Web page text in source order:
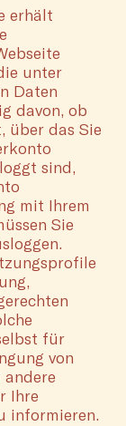
erhält
unter
Daten
davon, ob
über das Sie
sind,
mit Ihrem
Sie
für
von
Ihre
informieren.